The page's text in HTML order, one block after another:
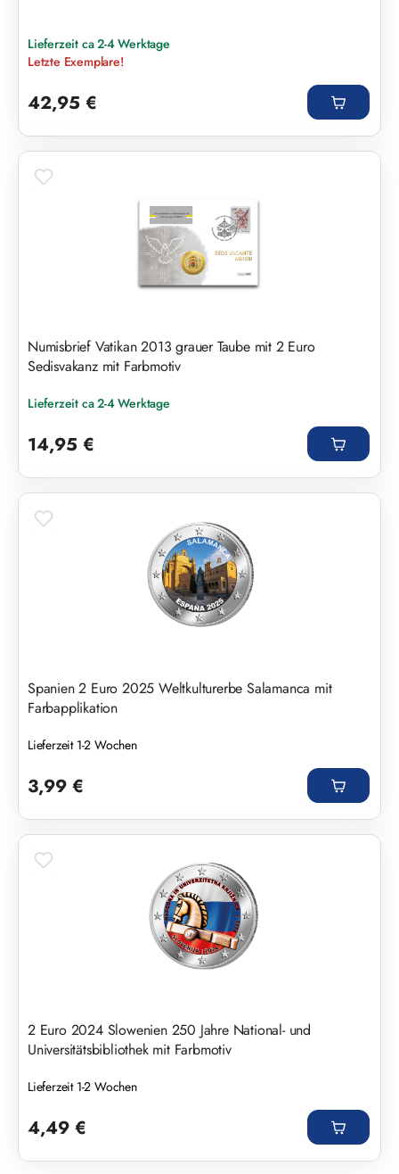
Lieferzeit ca 2-4 Werktage
Letzte Exemplare!
42,95 €
Numisbrief Vatikan 2013 grauer Taube mit 2 Euro
Sedisvakanz mit Farbmotiv
Lieferzeit ca 2-4 Werktage
14,95 €
Spanien 2 Euro 2025 Weltkulturerbe Salamanca mit
Farbapplikation
Lieferzeit 1-2 Wochen
3,99 €
2 Euro 2024 Slowenien 250 Jahre National- und
Universitätsbibliothek mit Farbmotiv
Lieferzeit 1-2 Wochen
4,49 €